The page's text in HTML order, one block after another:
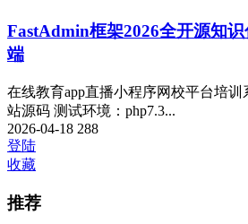
FastAdmin框架2026全开源知
端
在线教育app直播小程序网校平台培训
站源码 测试环境：php7.3...
2026-04-18 288
登陆
收藏
推荐